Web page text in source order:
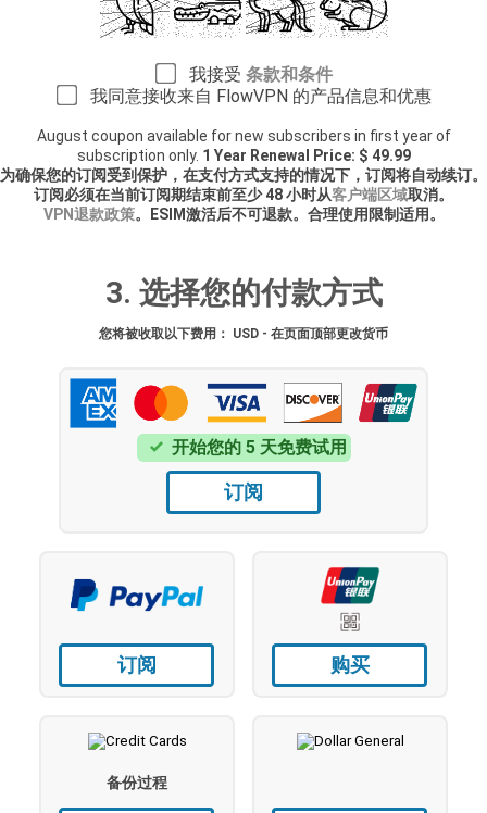
我接受 条款和条件
我同意接收来自 FlowVPN 的产品信息和优惠
August coupon available for new subscribers in first year of
subscription only. 1 Year Renewal Price: $ 49.99
为确保您的订阅受到保护，在支付方式支持的情况下，订阅将自动续订。
订阅必须在当前订阅期结束前至少 48 小时从客户端区域取消。
VPN退款政策。ESIM激活后不可退款。合理使用限制适用。
3. 选择您的付款方式
您将被收取以下费用： USD - 在页面顶部更改货币
开始您的 5 天免费试用
订阅
订阅 购买
备份过程